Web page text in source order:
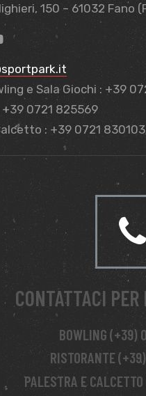
150 – 61032 Fano
e Sala Giochi : +39
0721 825569
: +39 0721 830103
CONTATTACI
BOWLING (+39)
RISTORANTE
PALESTRA E